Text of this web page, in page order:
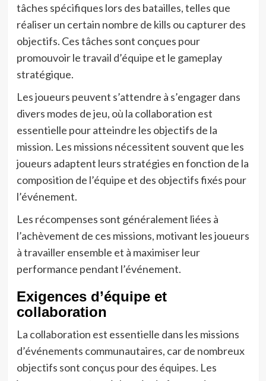
tâches spécifiques lors des batailles, telles que
réaliser un certain nombre de kills ou capturer des
objectifs. Ces tâches sont conçues pour
promouvoir le travail d’équipe et le gameplay
stratégique.
Les joueurs peuvent s’attendre à s’engager dans
divers modes de jeu, où la collaboration est
essentielle pour atteindre les objectifs de la
mission. Les missions nécessitent souvent que les
joueurs adaptent leurs stratégies en fonction de la
composition de l’équipe et des objectifs fixés pour
l’événement.
Les récompenses sont généralement liées à
l’achèvement de ces missions, motivant les joueurs
à travailler ensemble et à maximiser leur
performance pendant l’événement.
Exigences d’équipe et
collaboration
La collaboration est essentielle dans les missions
d’événements communautaires, car de nombreux
objectifs sont conçus pour des équipes. Les